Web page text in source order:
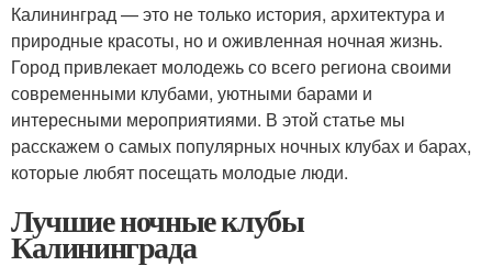
Калининград — это не только история, архитектура и
природные красоты, но и оживленная ночная жизнь.
Город привлекает молодежь со всего региона своими
современными клубами, уютными барами и
интересными мероприятиями. В этой статье мы
расскажем о самых популярных ночных клубах и барах,
которые любят посещать молодые люди.
Лучшие ночные клубы
Калининграда